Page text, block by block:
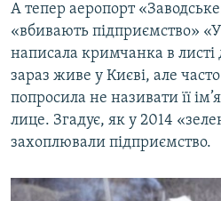
А тепер аеропорт
«вбивають підприємство»
написала кримчанка в листі
зараз живе у Києві, але
попросила не називати її
лице. Згадує, як у 2014
захоплювали підприємство.